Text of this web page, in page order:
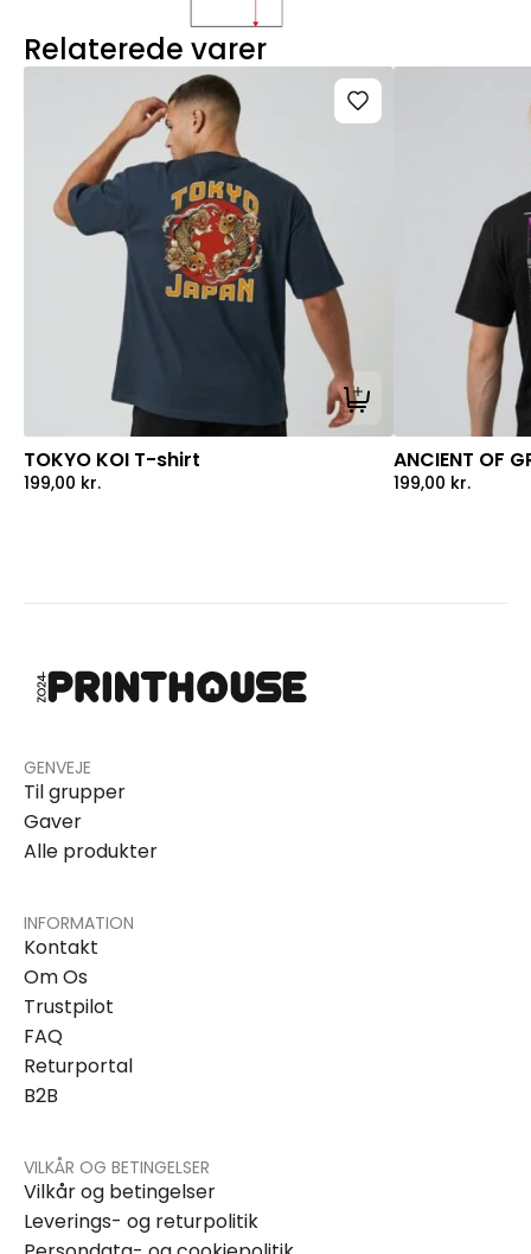
Relaterede varer
Tilføj til kurv
TOKYO KOI T-shirt
199,00 kr.
ANCIENT OF
199,00 kr.
GENVEJE
Til grupper
Gaver
Alle produkter
INFORMATION
Kontakt
Om Os
Trustpilot
FAQ
Returportal
B2B
VILKÅR OG BETINGELSER
Vilkår og betingelser
Leverings- og returpolitik